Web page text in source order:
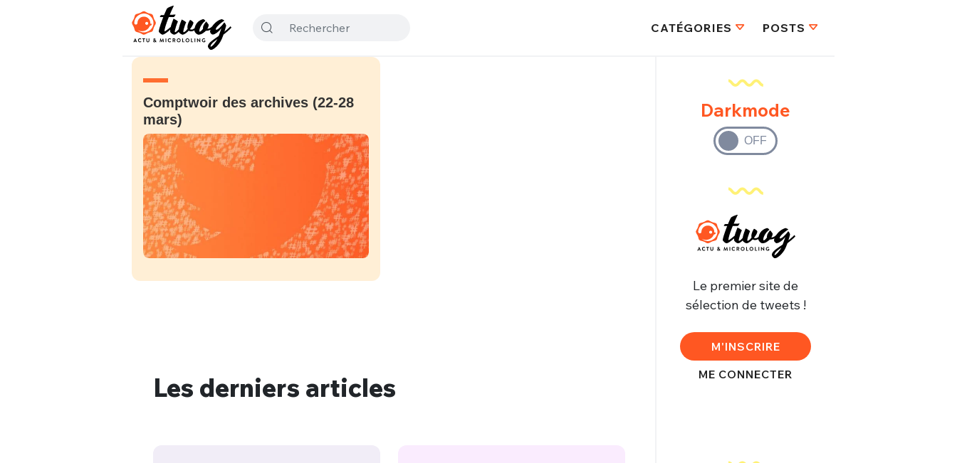
CATÉGORIES POSTS
Comptwoir des archives (22-28
mars)
Les derniers articles
Darkmode
Le premier site de
sélection de tweets !
M'INSCRIRE
ME CONNECTER
Bienvenue !